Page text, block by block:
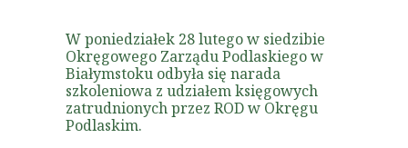
W poniedziałek 28 lutego w siedzibie
Okręgowego Zarządu Podlaskiego w
Białymstoku odbyła się narada
szkoleniowa z udziałem księgowych
zatrudnionych przez ROD w Okręgu
Podlaskim.